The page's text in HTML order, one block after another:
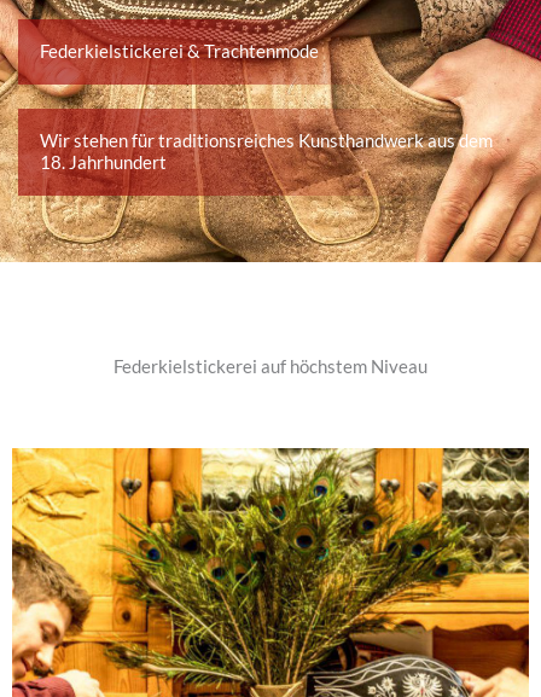
Federkielstickerei & Trachtenmode
Wir stehen für traditionsreiches Kunsthandwerk aus dem
18. Jahrhundert
Federkielstickerei auf höchstem Niveau